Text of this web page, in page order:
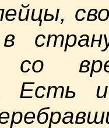
со
Есть и